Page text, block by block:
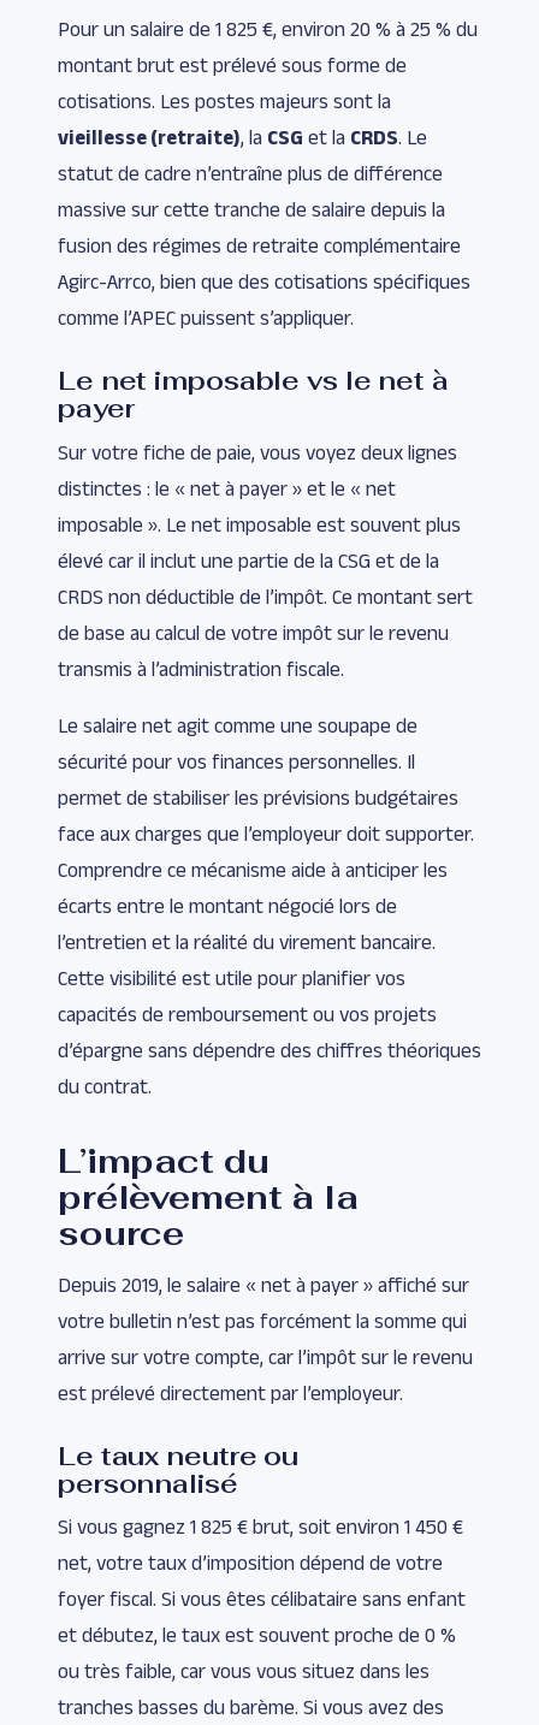
Pour un salaire de 1 825 €, environ 20 % à 25 % du
montant brut est prélevé sous forme de
cotisations. Les postes majeurs sont la
vieillesse (retraite), la CSG et la CRDS. Le
statut de cadre n’entraîne plus de différence
massive sur cette tranche de salaire depuis la
fusion des régimes de retraite complémentaire
Agirc-Arrco, bien que des cotisations spécifiques
comme l’APEC puissent s’appliquer.
Le net imposable vs le net à
payer
Sur votre fiche de paie, vous voyez deux lignes
distinctes : le « net à payer » et le « net
imposable ». Le net imposable est souvent plus
élevé car il inclut une partie de la CSG et de la
CRDS non déductible de l’impôt. Ce montant sert
de base au calcul de votre impôt sur le revenu
transmis à l’administration fiscale.
Le salaire net agit comme une soupape de
sécurité pour vos finances personnelles. Il
permet de stabiliser les prévisions budgétaires
face aux charges que l’employeur doit supporter.
Comprendre ce mécanisme aide à anticiper les
écarts entre le montant négocié lors de
l’entretien et la réalité du virement bancaire.
Cette visibilité est utile pour planifier vos
capacités de remboursement ou vos projets
d’épargne sans dépendre des chiffres théoriques
du contrat.
L’impact du
prélèvement à la
source
Depuis 2019, le salaire « net à payer » affiché sur
votre bulletin n’est pas forcément la somme qui
arrive sur votre compte, car l’impôt sur le revenu
est prélevé directement par l’employeur.
Le taux neutre ou
personnalisé
Si vous gagnez 1 825 € brut, soit environ 1 450 €
net, votre taux d’imposition dépend de votre
foyer fiscal. Si vous êtes célibataire sans enfant
et débutez, le taux est souvent proche de 0 %
ou très faible, car vous vous situez dans les
tranches basses du barème. Si vous avez des